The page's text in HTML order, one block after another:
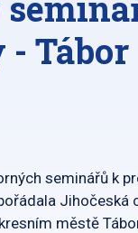
Tábor
seminářů k
Jihočeská
městě